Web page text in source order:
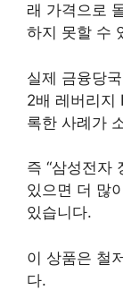
래 가격으로
하지 못할 수
실제 금융당
2배 레버리지
록한 사례가
즉 “삼성전자
있으면 더 많
있습니다.
이 상품은 철
다.